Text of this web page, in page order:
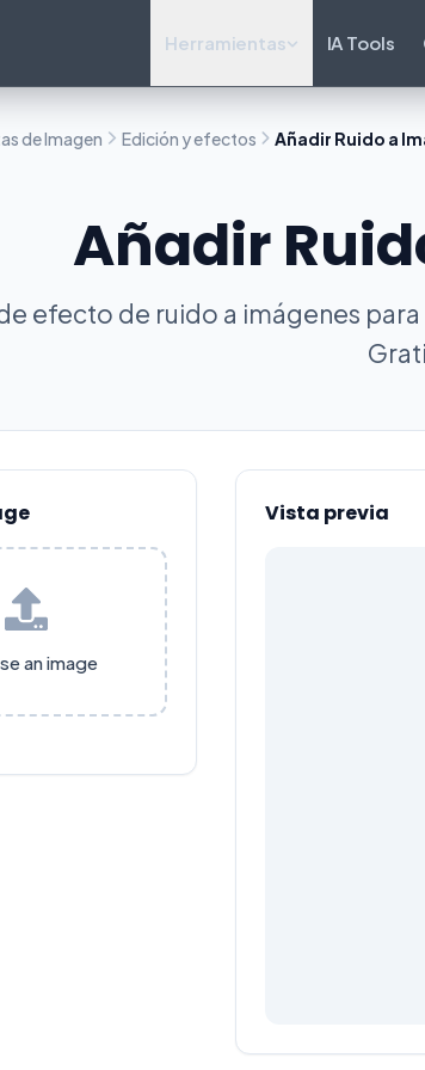
Herramientas IA Tools
de Imagen Edición y efectos Añadir Ruido a
Añadir
efecto de ruido a imágenes
an image
Vista previa